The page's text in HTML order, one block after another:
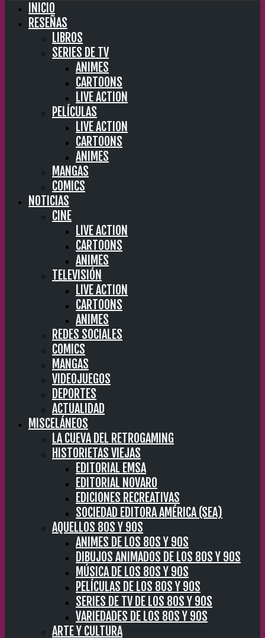
INICIO
RESEÑAS
LIBROS
SERIES DE TV
ANIMES
CARTOONS
LIVE ACTION
PELÍCULAS
LIVE ACTION
CARTOONS
ANIMES
MANGAS
COMICS
NOTICIAS
CINE
LIVE ACTION
CARTOONS
ANIMES
TELEVISIÓN
LIVE ACTION
CARTOONS
ANIMES
REDES SOCIALES
COMICS
MANGAS
VIDEOJUEGOS
DEPORTES
ACTUALIDAD
MISCELÁNEOS
LA CUEVA DEL RETROGAMING
HISTORIETAS VIEJAS
EDITORIAL EMSA
EDITORIAL NOVARO
EDICIONES RECREATIVAS
SOCIEDAD EDITORA AMÉRICA (SEA)
AQUELLOS 80S Y 90S
ANIMES DE LOS 80S Y 90S
DIBUJOS ANIMADOS DE LOS 80S Y 90S
MÚSICA DE LOS 80S Y 90S
PELÍCULAS DE LOS 80S Y 90S
SERIES DE TV DE LOS 80S Y 90S
VARIEDADES DE LOS 80S Y 90S
ARTE Y CULTURA